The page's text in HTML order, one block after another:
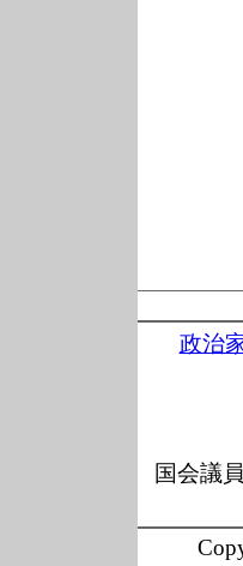
政治
国会議